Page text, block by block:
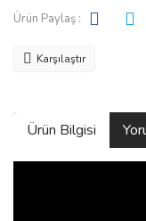
Ürün Paylaş :
Karşılaştır
Ürün Bilgisi